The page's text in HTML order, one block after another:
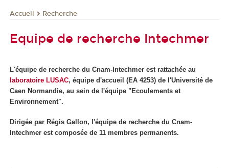
Accueil Recherche
Equipe de recherche Intechmer
L'équipe de recherche du Cnam-Intechmer est rattachée au
laboratoire LUSAC, équipe d'accueil (EA 4253) de l'Université de
Caen Normandie, au sein de l'équipe "Ecoulements et
Environnement".
Dirigée par Régis Gallon, l'équipe de recherche du Cnam-
Intechmer est composée de 11 membres permanents.